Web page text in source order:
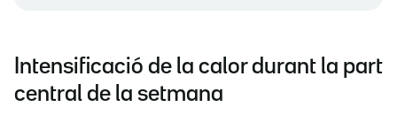
Intensificació de la calor durant la part
central de la setmana